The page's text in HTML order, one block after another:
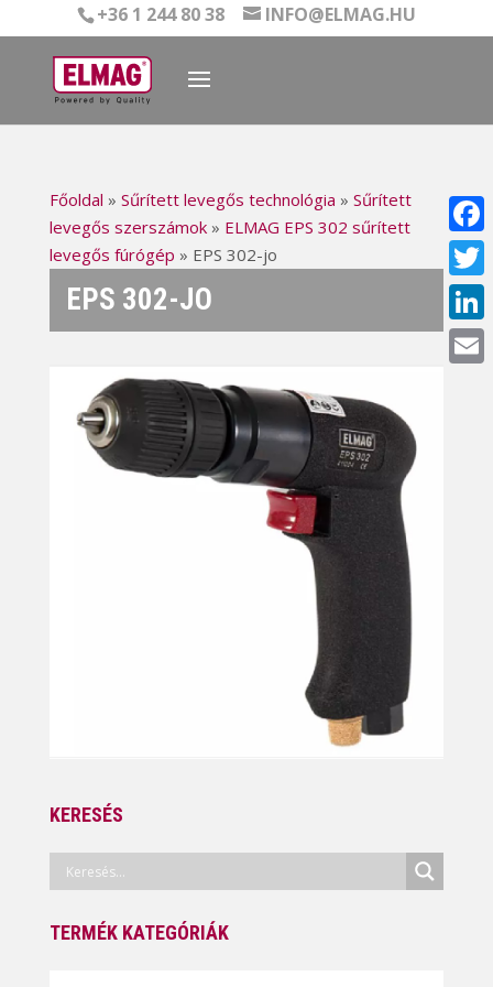
+36 1 244 80 38 INFO@ELMAG.HU
Főoldal » Sűrített levegős technológia » Sűrített
levegős szerszámok» ELMAG EPS 302 sűrített
levegős fúrógép » EPS 302-jo
EPS 302-JO
KERESÉS
TERMÉK KATEGÓRIÁK